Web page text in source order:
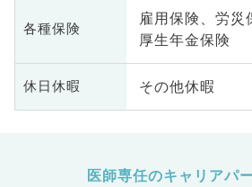
各種保険
雇用保険、労災
厚生年金保険
休日休暇 その他休暇
医師専任のキャリアパ